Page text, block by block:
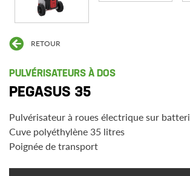
RETOUR
PULVÉRISATEURS À DOS
PEGASUS 35
Pulvérisateur à roues électrique sur
Cuve polyéthylène 35 litres
Poignée de transport